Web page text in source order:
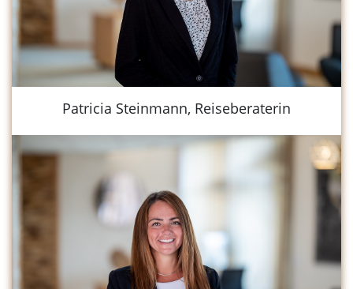
Patricia Steinmann, Reiseberaterin